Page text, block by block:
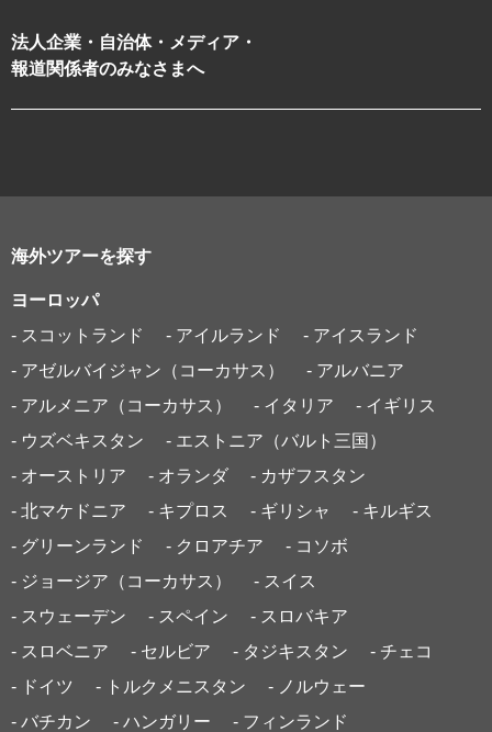
法人企業・自治体・メディア・
報道関係者のみなさまへ
海外ツアーを探す
ヨーロッパ
- スコットランド
- アイルランド
- アイスランド
- アゼルバイジャン（コーカサス）
- アルバニア
- アルメニア（コーカサス）
- イタリア
- イギリス
- ウズベキスタン
- エストニア（バルト三国）
- オーストリア
- オランダ
- カザフスタン
- 北マケドニア
- キプロス - ギリシャ
- キルギス
- グリーンランド
- クロアチア
- コソボ
- ジョージア（コーカサス）
- スイス
- スウェーデン
- スペイン
- スロバキア
- スロベニア
- セルビア - タジキスタン
- チェコ
- ドイツ
- トルクメニスタン
- ノルウェー
- バチカン
- ハンガリー
- フィンランド